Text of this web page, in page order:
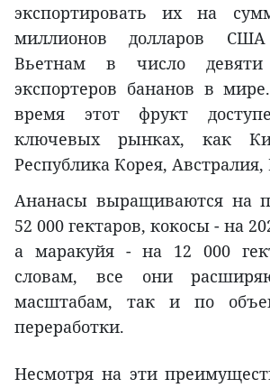
экспортировать их на
миллионов долларов
Вьетнам в число девяти
экспортеров бананов в
время этот фрукт
ключевых рынках, как
Республика Корея,
Ананасы выращиваются на
52 000 гектаров, кокосы - на
а маракуйя - на 12 000
словам, все они
масштабам, так и по
переработки.
Несмотря на эти